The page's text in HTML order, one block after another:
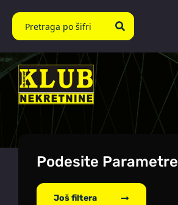
Podesite Parametre
Još filtera